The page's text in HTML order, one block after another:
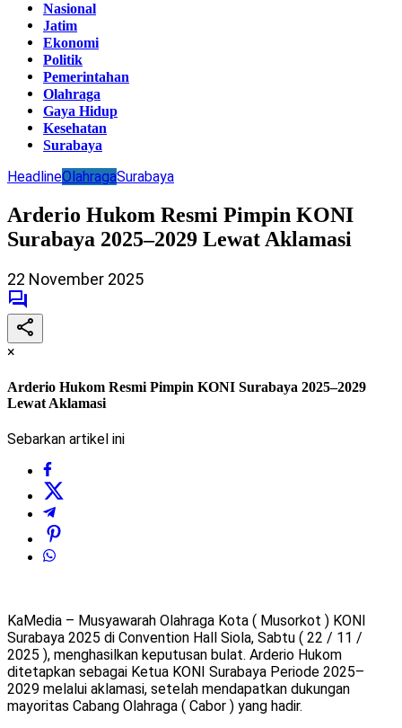
Nasional
Jatim
Ekonomi
Politik
Pemerintahan
Olahraga
Gaya Hidup
Kesehatan
Surabaya
HeadlineOlahragaSurabaya
Arderio Hukom Resmi Pimpin KONI
Surabaya 2025–2029 Lewat Aklamasi
22 November 2025
×
Arderio Hukom Resmi Pimpin KONI Surabaya 2025–2029
Lewat Aklamasi
Sebarkan artikel ini
KaMedia – Musyawarah Olahraga Kota ( Musorkot ) KONI
Surabaya 2025 di Convention Hall Siola, Sabtu ( 22 / 11 /
2025 ), menghasilkan keputusan bulat. Arderio Hukom
ditetapkan sebagai Ketua KONI Surabaya Periode 2025–
2029 melalui aklamasi, setelah mendapatkan dukungan
mayoritas Cabang Olahraga ( Cabor ) yang hadir.